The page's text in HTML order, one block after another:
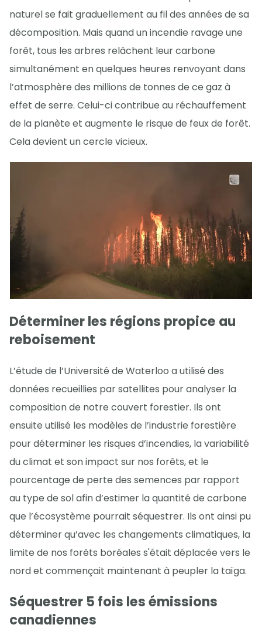
naturel se fait graduellement au fil des années de sa
décomposition. Mais quand un incendie ravage une
forêt, tous les arbres relâchent leur carbone
simultanément en quelques heures renvoyant dans
l’atmosphère des millions de tonnes de ce gaz à
effet de serre. Celui-ci contribue au réchauffement
de la planète et augmente le risque de feux de forêt.
Cela devient un cercle vicieux.
Déterminer les régions propice au
reboisement
L’étude de l’Université de Waterloo a utilisé des
données recueillies par satellites pour analyser la
composition de notre couvert forestier. Ils ont
ensuite utilisé les modèles de l’industrie forestière
pour déterminer les risques d’incendies, la variabilité
du climat et son impact sur nos forêts, et le
pourcentage de perte des semences par rapport
au type de sol afin d’estimer la quantité de carbone
que l’écosystème pourrait séquestrer. Ils ont ainsi pu
déterminer qu’avec les changements climatiques, la
limite de nos forêts boréales s'était déplacée vers le
nord et commençait maintenant à peupler la taïga.
Séquestrer 5 fois les émissions
canadiennes